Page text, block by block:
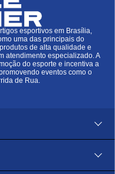
esportivos em Brasília,
uma das principais do
de alta qualidade e
atendimento especializado. A
do esporte e incentiva a
eventos como o
de Rua.